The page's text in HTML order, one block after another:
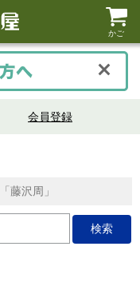
かご
会員登録
「藤沢周」